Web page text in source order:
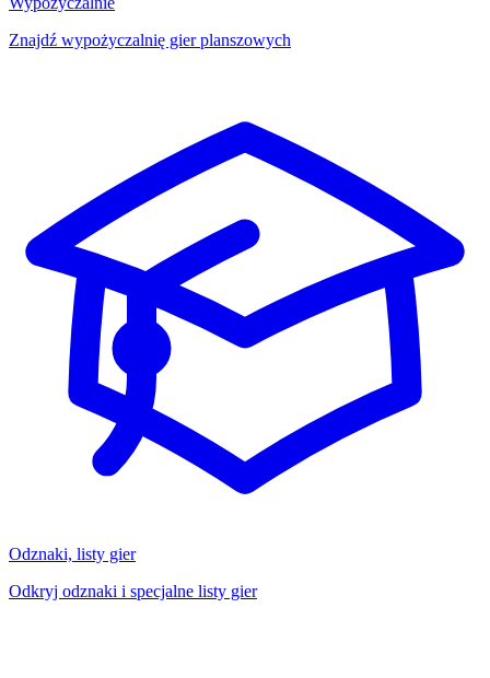
Znajdź wypożyczalnię gier planszowych
Odznaki, listy gier
Odkryj odznaki i specjalne listy gier